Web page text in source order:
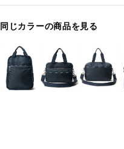
同じカラーの商品を見る